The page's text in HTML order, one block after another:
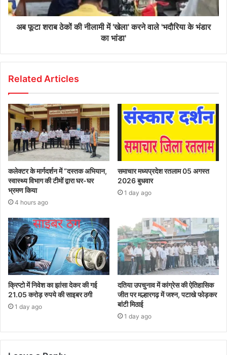
अब फूटा शराब ठेकों की नीलामी में 'खेला' करने वाले 'भदौरिया के भंडार
का भांडा'
Related Articles
कलेक्टर के मार्गदर्शन में “दस्तक अभियान,‌
स्वास्थ्य विभाग की टीमों द्वारा घर-घर
भ्रमण किया
4 hours ago
समाचार मध्यप्रदेश रतलाम 05 अगस्त
2026 बुधवार
1 day ago
क्रिप्टो में निवेश का झांसा देकर की गई
21.05 करोड़ रुपये की साइबर ठगी
1 day ago
दतिया उपचुनाव में कांग्रेस की ऐतिहासिक
जीत पर मल्हारगढ़ में जश्न, पटाखे फोड़कर
बांटी मिठाई
1 day ago